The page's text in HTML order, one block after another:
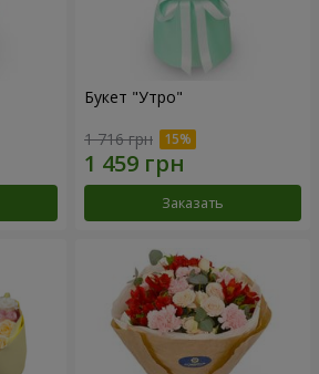
Букет "Утро"
1 716 грн
Заказать